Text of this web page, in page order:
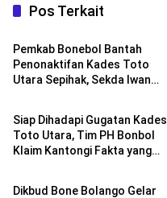
Pos Terkait
Pemda Bone Bolango
Pemkab Bonebol Bantah
Penonaktifan Kades Toto
Utara Sepihak, Sekda Iwan
Pemda Bone Bolango
Siap Dihadapi Gugatan Kades
Toto Utara, Tim PH Bonbol
Klaim Kantongi Fakta yang
Pemda Bone Bolango
Dikbud Bone Bolango Gelar